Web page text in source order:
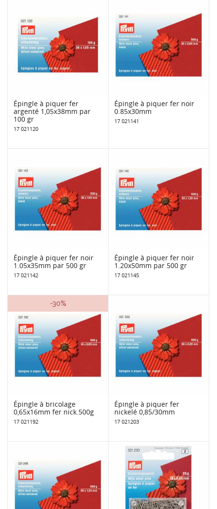
Épingle à piquer fer
argenté 1,05x38mm par
100 gr
17 021120
Épingle à piquer fer noir
0.85x30mm
17 021141
Épingle à piquer fer noir
1.05x35mm par 500 gr
17 021142
Épingle à piquer fer noir
1.20x50mm par 500 gr
17 021145
-30%
Épingle à bricolage
0,65x16mm fer nick.500g
17 021192
Épingle à piquer fer
nickelé 0,85/30mm
17 021203